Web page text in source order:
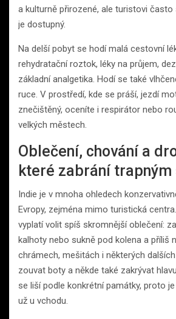
a kulturně přirozené, ale turistovi často
je dostupný.
Na delší pobyt se hodí malá cestovní
rehydratační roztok, léky na průjem,
základní analgetika. Hodí se také
ruce. V prostředí, kde se práší, jezdí
znečištěný, oceníte i respirátor nebo
velkých městech.
Oblečení, chování a
které zabrání
Indie je v mnoha ohledech
Evropy, zejména mimo turistická
vyplatí volit spíš skromnější oblečení:
kalhoty nebo sukně pod kolena a příliš
chrámech, mešitách i některých
zouvat boty a někde také zakrývat
se liší podle konkrétní památky, proto
už u vchodu.